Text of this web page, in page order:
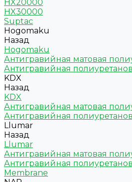
HX20000
HX30000
Suptac
Hogomaku
Назад
Hogomaku
Антигравийная матовая
Антигравийная
KDX
Назад
KDX
Антигравийная матовая
Антигравийная
Llumar
Назад
Llumar
Антигравийная матовая
Антигравийная
Membrane